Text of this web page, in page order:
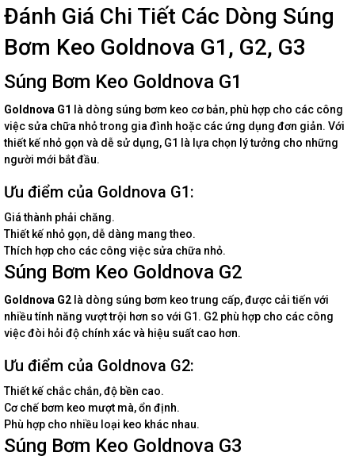
Đánh Giá Chi Tiết Các Dòng Súng
Bơm Keo Goldnova G1, G2, G3
Súng Bơm Keo Goldnova G1
Goldnova G1
là dòng súng bơm keo cơ bản, phù hợp cho các công
việc sửa chữa nhỏ trong gia đình hoặc các ứng dụng đơn giản. Với
thiết kế nhỏ gọn và dễ sử dụng, G1 là lựa chọn lý tưởng cho những
người mới bắt đầu.
Ưu điểm của Goldnova G1:
Giá thành phải chăng.
Thiết kế nhỏ gọn, dễ dàng mang theo.
Thích hợp cho các công việc sửa chữa nhỏ.
Súng Bơm Keo Goldnova G2
Goldnova G2 là dòng súng bơm keo trung cấp, được cải tiến với
nhiều tính năng vượt trội hơn so với G1. G2 phù hợp cho các công
việc đòi hỏi độ chính xác và hiệu suất cao hơn.
Ưu điểm của Goldnova G2:
Thiết kế chắc chắn, độ bền cao.
Cơ chế bơm keo mượt mà, ổn định.
Phù hợp cho nhiều loại keo khác nhau.
Súng Bơm Keo Goldnova G3